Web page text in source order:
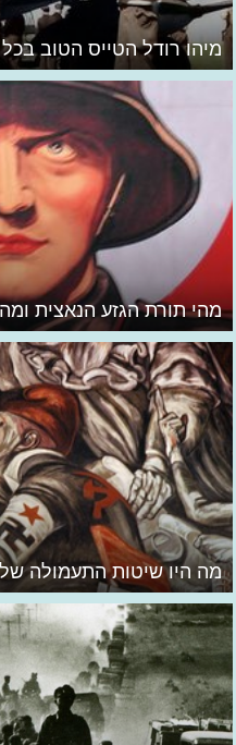
מיהו רודל הטייס הטוב
מהי תורת הגזע הנאצית
מה היו שיטות התעמולה